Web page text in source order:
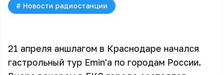
# Новости радиостанции
21 апреля аншлагом в Краснодаре начался
гастрольный тур Emin'а по городам России.